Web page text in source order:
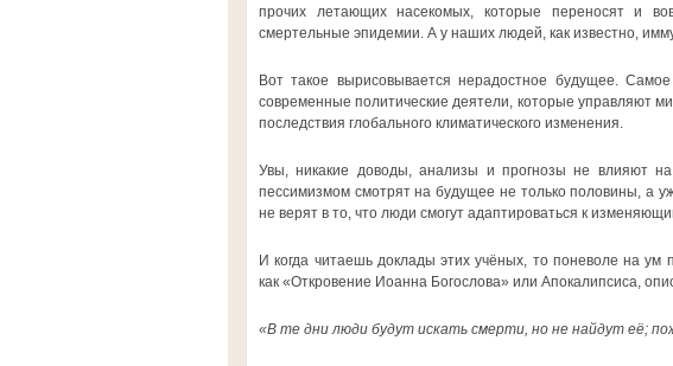
прочих летающих насекомых, которые переносят и
смертельные эпидемии. А у наших людей, как известно,
Вот такое вырисовывается нерадостное будущее.
современные политические деятели, которые управляют
последствия глобального климатического изменения.
Увы, никакие доводы, анализы и прогнозы не влияют
пессимизмом смотрят на будущее не только половины, а
не верят в то, что люди смогут адаптироваться к
И когда читаешь доклады этих учёных, то поневоле на ум
как «Откровение Иоанна Богослова» или Апокалипсиса,
«В те дни люди будут искать смерти, но не найдут её;